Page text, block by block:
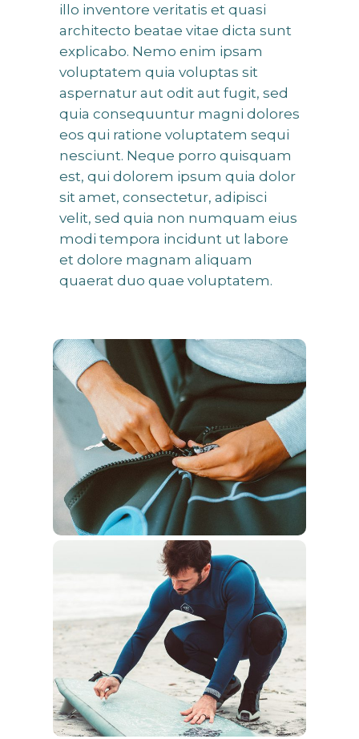
illo inventore veritatis et quasi
architecto beatae vitae dicta sunt
explicabo. Nemo enim ipsam
voluptatem quia voluptas sit
aspernatur aut odit aut fugit, sed
quia consequuntur magni dolores
eos qui ratione voluptatem sequi
nesciunt. Neque porro quisquam
est, qui dolorem ipsum quia dolor
sit amet, consectetur, adipisci
velit, sed quia non numquam eius
modi tempora incidunt ut labore
et dolore magnam aliquam
quaerat duo quae voluptatem.